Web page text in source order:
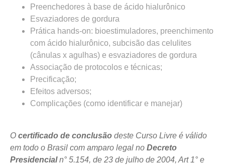
Preenchedores à base de ácido hialurônico
Esvaziadores de gordura
Prática hands-on: bioestimuladores, preenchimento
com ácido hialurônico, subcisão das celulites
(cânulas x agulhas) e esvaziadores de gordura
Associação de protocolos e técnicas;
Precificação;
Efeitos adversos;
Complicações (como identificar e manejar)
O certificado de conclusão deste Curso Livre é válido
em todo o Brasil com amparo legal no Decreto
Presidencialn° 5.154, de 23 de julho de 2004, Art 1° e